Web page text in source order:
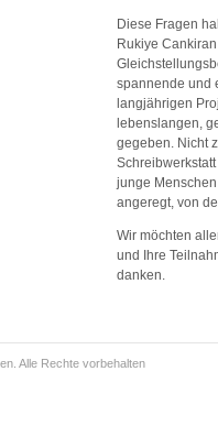
Diese Fragen
Rukiye
spannende und
langjährigen
lebenslangen,
gegeben. Nicht
junge
angeregt, von
Wir möchten
und Ihre
danken.
Alle Rechte vorbehalten